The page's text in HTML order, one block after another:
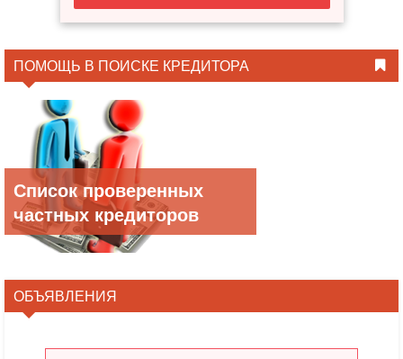
ПОМОЩЬ В ПОИСКЕ КРЕДИТОРА
Список проверенных
частных кредиторов
ОБЪЯВЛЕНИЯ